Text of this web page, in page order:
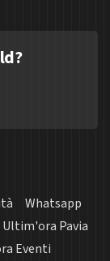
Whatsapp
Ultim'ora Pavia
Eventi